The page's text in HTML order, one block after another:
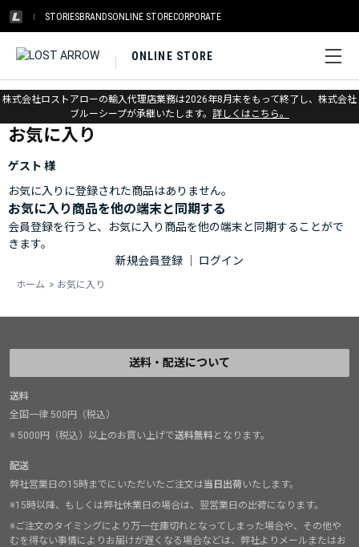
STORIESBRANDSONLINE STORECORPORATE
ONLINE STORE
株式会社ロストアローの輸入代理店業務は2026年8月末をもって終了し、株式会社
ブルーシープが承継いたします。 詳しくはこちら。
ホーム > お気に入り
お気に入り
ゲスト 様
お気に入りに登録された商品はありません。
お気に入り商品を他の端末と同期する
会員登録を行うと、お気に入り商品を他の端末と同期することがで
きます。
新規会員登録
ログイン
ホーム > お気に入り
送料・配送について
送料
全国一律 500円（税込）
※ 5000円（税込）以上のお買い上げで送料無料となります。
配送
弊社営業日の15時までにいただいたご注文は当日出荷いたします。
※15時以降、もしくは弊社休業日の場合は、翌営業日の出荷になります。
※ご注文のタイミングにより万一在庫切れとなってしまった場合や、その他や
むを得ない事情によりお届けが遅くなる場合などは、弊社よりメールまたはお